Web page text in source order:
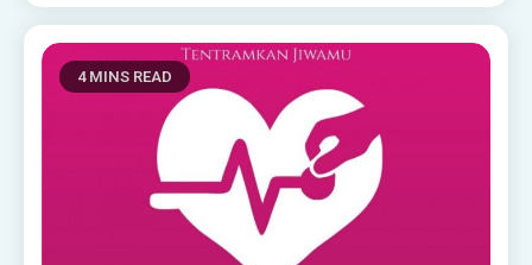
4 MINS READ